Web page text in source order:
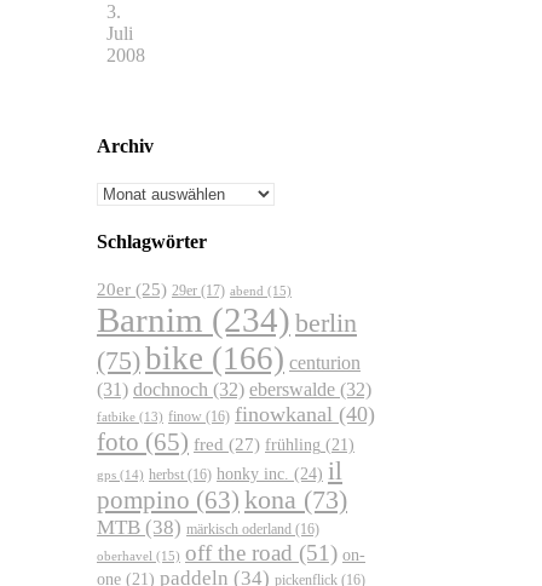
3.
Juli
2008
Archiv
Archiv
Schlagwörter
20er (25) 29er (17) abend (15)
Barnim (234) berlin
(75)bike (166) centurion
(31) dochnoch (32) eberswalde (32)
fatbike (13) finow (16) finowkanal (40)
foto (65) fred (27) frühling (21)
gps (14) herbst (16) honky inc. (24) il
pompino (63) kona (73)
MTB (38) märkisch oderland (16)
oberhavel (15) off the road (51) on-
one (21) paddeln (34) pickenflick (16)